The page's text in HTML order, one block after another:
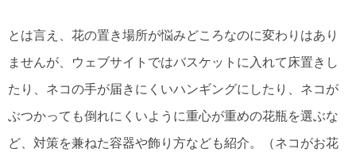
とは言え、花の置き場所が悩みどころなのに変わりはあり
ませんが、ウェブサイトではバスケットに入れて床置きし
たり、ネコの手が届きにくいハンギングにしたり、ネコが
ぶつかっても倒れにくいように重心が重めの花瓶を選ぶな
ど、対策を兼ねた容器や飾り方なども紹介。（ネコがお花